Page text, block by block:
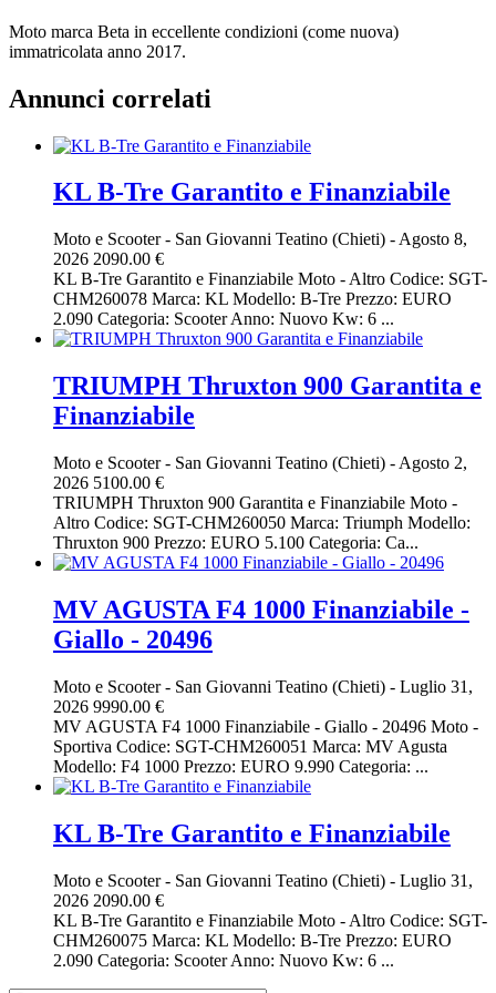
Moto marca Beta in eccellente condizioni (come nuova)
immatricolata anno 2017.
Annunci correlati
KL B-Tre Garantito e Finanziabile
Moto e Scooter- San Giovanni Teatino (Chieti) - Agosto 8,
2026 2090.00 €
KL B-Tre Garantito e Finanziabile Moto - Altro Codice: SGT-
CHM260078 Marca: KL Modello: B-Tre Prezzo: EURO
2.090 Categoria: Scooter Anno: Nuovo Kw: 6 ...
TRIUMPH Thruxton 900 Garantita e
Finanziabile
Moto e Scooter- San Giovanni Teatino (Chieti) - Agosto 2,
2026 5100.00 €
TRIUMPH Thruxton 900 Garantita e Finanziabile Moto -
Altro Codice: SGT-CHM260050 Marca: Triumph Modello:
Thruxton 900 Prezzo: EURO 5.100 Categoria: Ca...
MV AGUSTA F4 1000 Finanziabile -
Giallo - 20496
Moto e Scooter- San Giovanni Teatino (Chieti) - Luglio 31,
2026 9990.00 €
MV AGUSTA F4 1000 Finanziabile - Giallo - 20496 Moto -
Sportiva Codice: SGT-CHM260051 Marca: MV Agusta
Modello: F4 1000 Prezzo: EURO 9.990 Categoria: ...
KL B-Tre Garantito e Finanziabile
Moto e Scooter- San Giovanni Teatino (Chieti) - Luglio 31,
2026 2090.00 €
KL B-Tre Garantito e Finanziabile Moto - Altro Codice: SGT-
CHM260075 Marca: KL Modello: B-Tre Prezzo: EURO
2.090 Categoria: Scooter Anno: Nuovo Kw: 6 ...